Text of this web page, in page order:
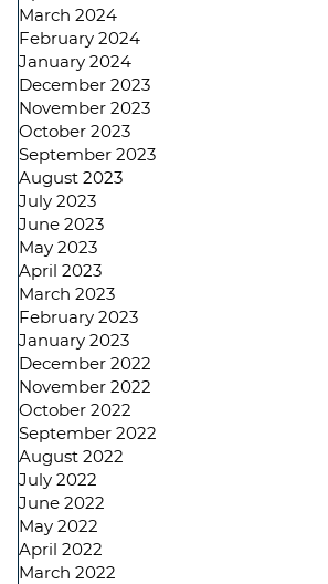
March 2024
February 2024
January 2024
December 2023
November 2023
October 2023
September 2023
August 2023
July 2023
June 2023
May 2023
April 2023
March 2023
February 2023
January 2023
December 2022
November 2022
October 2022
September 2022
August 2022
July 2022
June 2022
May 2022
April 2022
March 2022